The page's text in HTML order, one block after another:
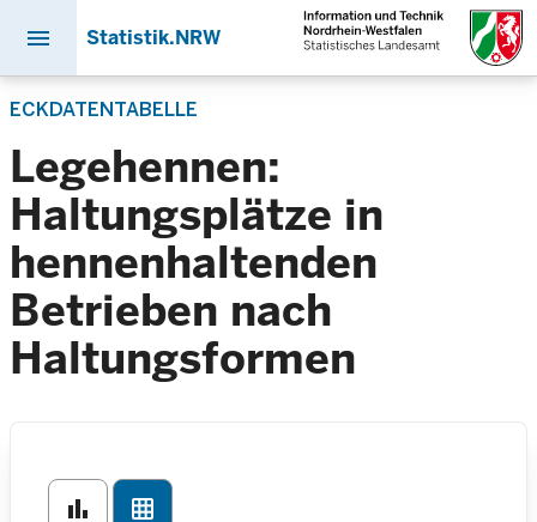
zum
Inhalt
menu Statistik.NRW
ECKDATENTABELLE
Legehennen:
Haltungsplätze in
hennenhaltenden
Betrieben nach
Haltungsformen
bar_chart grid_on